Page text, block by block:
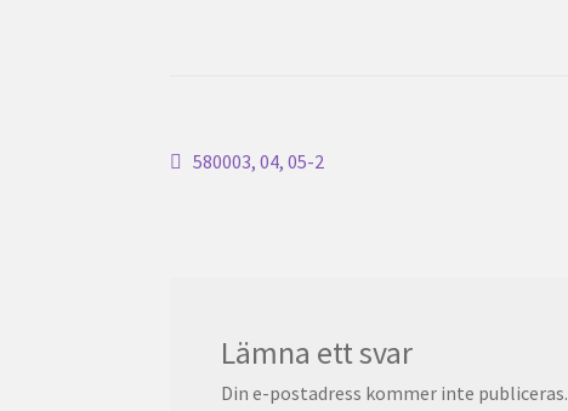
Inläggsnavigering
Föregående
580003, 04, 05-2
Lämna ett svar
Din e-postadress kommer inte publiceras.